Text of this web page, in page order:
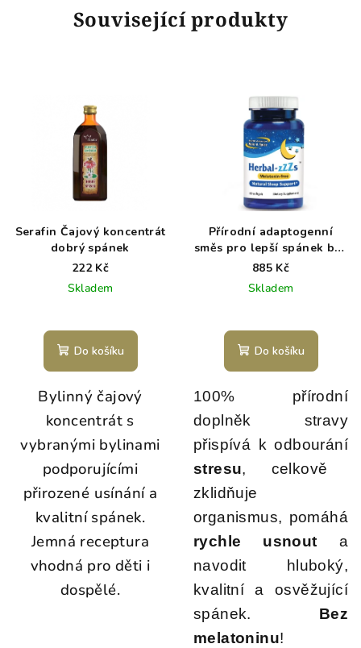
Související produkty
Serafin Čajový koncentrát
dobrý spánek
222 Kč
Skladem
Do košíku
Bylinný čajový
koncentrát s
vybranými bylinami
podporujícími
přirozené usínání a
kvalitní spánek.
Jemná receptura
vhodná pro děti i
dospělé.
Přírodní adaptogenní
směs pro lepší spánek bez
melatoninu - Herbal-ZZZs
NAHS
885 Kč
Skladem
Do košíku
100% přírodní
doplněk stravy
přispívá k odbourání
stresu, celkově
zklidňuje
organismus, pomáhá
rychle usnout a
navodit hluboký,
kvalitní a osvěžující
spánek. Bez
melatoninu!